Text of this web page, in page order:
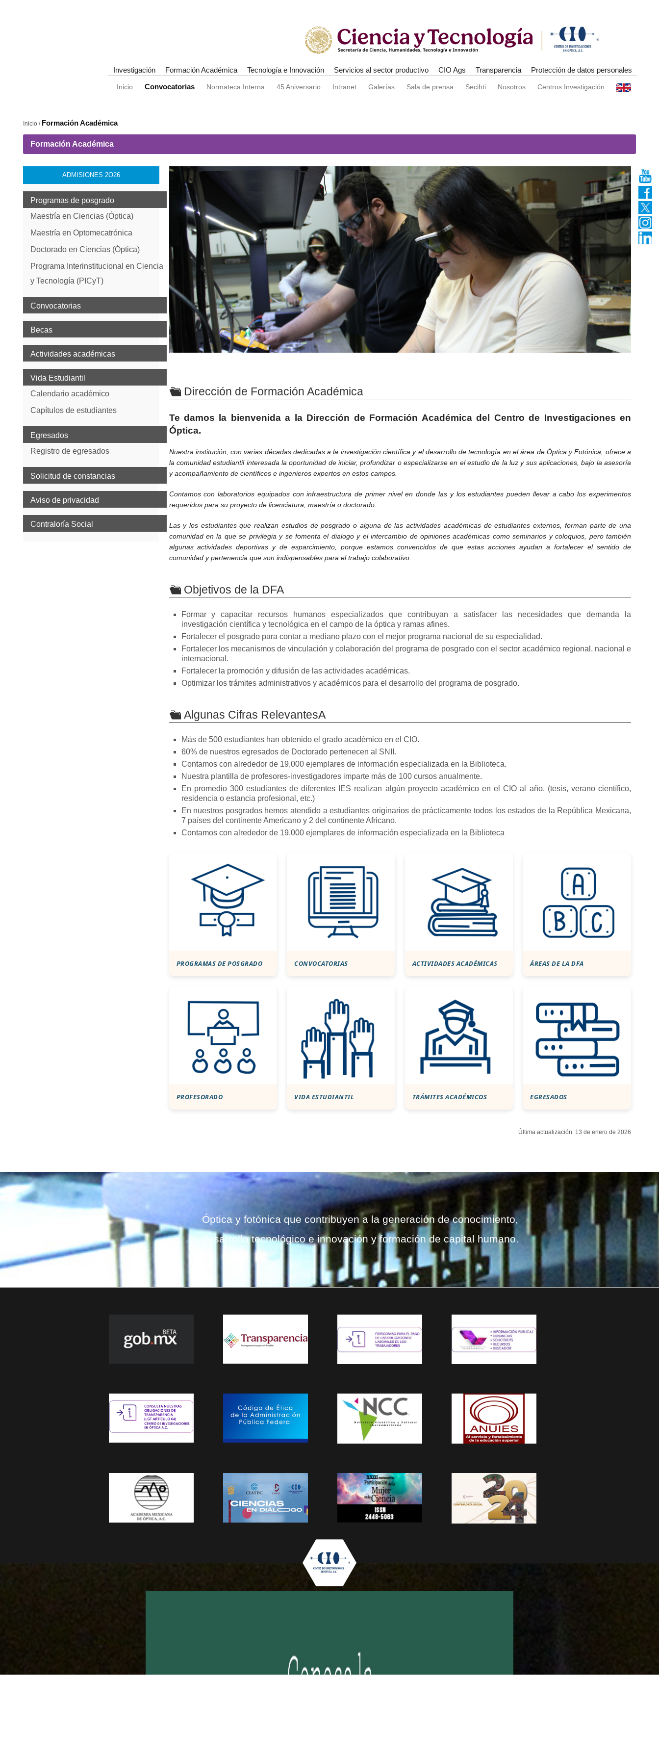
Investigación Formación Académica Tecnología e Innovación Servicios al sector productivo CIO Ags Transparencia Protección de datos personales
Inicio Convocatorias Normateca Interna 45 Aniversario Intranet Galerías Sala de prensa Secihti Nosotros Centros Investigación
Inicio / Formación Académica
Formación Académica
ADMISIONES 2O26
Programas de posgrado
Maestría en Ciencias (Óptica)
Maestría en Optomecatrónica
Doctorado en Ciencias (Óptica)
Programa Interinstitucional en Ciencia
y Tecnología (PICyT)
Convocatorias
Becas
Actividades académicas
Vida Estudiantil
Calendario académico
Capítulos de estudiantes
Egresados
Registro de egresados
Solicitud de constancias
Aviso de privacidad
Contraloría Social
Dirección de Formación Académica
Te damos la bienvenida a la Dirección de Formación Académica del Centro de Investigaciones en
Óptica.
Nuestra institución, con varias décadas dedicadas a la investigación científica y el desarrollo de tecnología en el área de Óptica y Fotónica, ofrece a
la comunidad estudiantil interesada la oportunidad de iniciar, profundizar o especializarse en el estudio de la luz y sus aplicaciones, bajo la asesoría
y acompañamiento de científicos e ingenieros expertos en estos campos.
Contamos con laboratorios equipados con infraestructura de primer nivel en donde las y los estudiantes pueden llevar a cabo los experimentos
requeridos para su proyecto de licenciatura, maestría o doctorado.
Las y los estudiantes que realizan estudios de posgrado o alguna de las actividades académicas de estudiantes externos, forman parte de una
comunidad en la que se privilegia y se fomenta el dialogo y el intercambio de opiniones académicas como seminarios y coloquios, pero también
algunas actividades deportivas y de esparcimiento, porque estamos convencidos de que estas acciones ayudan a fortalecer el sentido de
comunidad y pertenencia que son indispensables para el trabajo colaborativo.
Objetivos de la DFA
Formar y capacitar recursos humanos especializados que contribuyan a satisfacer las necesidades que demanda la
investigación científica y tecnológica en el campo de la óptica y ramas afines.
Fortalecer el posgrado para contar a mediano plazo con el mejor programa nacional de su especialidad.
Fortalecer los mecanismos de vinculación y colaboración del programa de posgrado con el sector académico regional, nacional e
internacional.
Fortalecer la promoción y difusión de las actividades académicas.
Optimizar los trámites administrativos y académicos para el desarrollo del programa de posgrado.
Algunas Cifras RelevantesA
Más de 500 estudiantes han obtenido el grado académico en el CIO.
60% de nuestros egresados de Doctorado pertenecen al SNII.
Contamos con alrededor de 19,000 ejemplares de información especializada en la Biblioteca.
Nuestra plantilla de profesores-investigadores imparte más de 100 cursos anualmente.
En promedio 300 estudiantes de diferentes IES realizan algún proyecto académico en el CIO al año. (tesis, verano científico,
residencia o estancia profesional, etc.)
En nuestros posgrados hemos atendido a estudiantes originarios de prácticamente todos los estados de la República Mexicana,
7 países del continente Americano y 2 del continente Africano.
Contamos con alrededor de 19,000 ejemplares de información especializada en la Biblioteca
PROGRAMAS DE POSGRADO CONVOCATORIAS ACTIVIDADES ACADÉMICAS ÁREAS DE LA DFA
PROFESORADO VIDA ESTUDIANTIL TRÁMITES ACADÉMICOS EGRESADOS
Última actualización: 13 de enero de 2026
Óptica y fotónica que contribuyen a la generación de conocimiento,
desarrollo tecnológico e innovación y formación de capital humano.